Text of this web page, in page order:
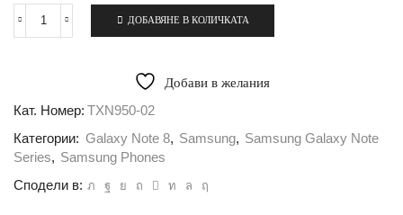
количество
X-
за
Samsung
8,
ДОБАВЯНЕ В КОЛИЧКАТА
Добави в желания
Кат. Номер: TXN950-02
Категории: Galaxy Note 8, Samsung, Samsung Galaxy Note
Series, Samsung Phones
Сподели в: